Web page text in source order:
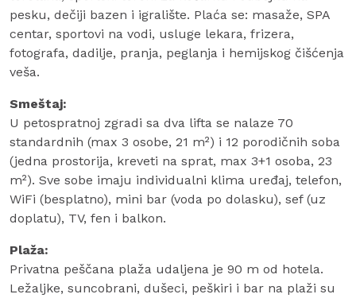
pesku, dečiji bazen i igralište. Plaća se: masaže, SPA
centar, sportovi na vodi, usluge lekara, frizera,
fotografa, dadilje, pranja, peglanja i hemijskog čišćenja
veša.
Smeštaj:
U petospratnoj zgradi sa dva lifta se nalaze 70
standardnih (max 3 osobe, 21 m²) i 12 porodičnih soba
(jedna prostorija, kreveti na sprat, max 3+1 osoba, 23
m²). Sve sobe imaju individualni klima uređaj, telefon,
WiFi (besplatno), mini bar (voda po dolasku), sef (uz
doplatu), TV, fen i balkon.
Plaža:
Privatna peščana plaža udaljena je 90 m od hotela.
Ležaljke, suncobrani, dušeci, peškiri i bar na plaži su